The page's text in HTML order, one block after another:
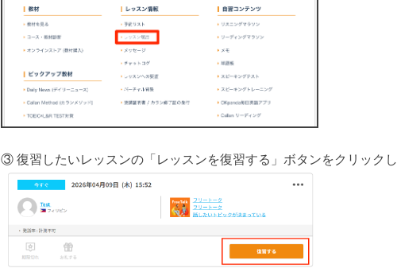
③ 復習したいレッスンの「レッスンを復習する」ボタンをクリック